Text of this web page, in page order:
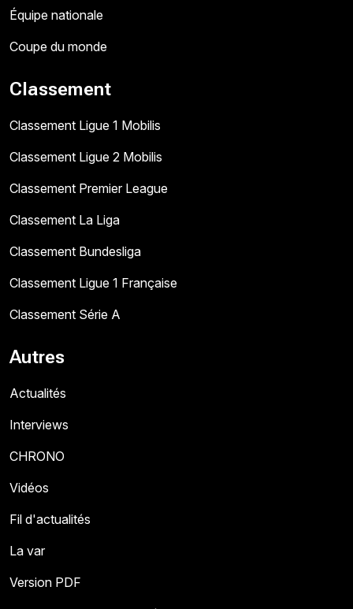
Équipe nationale
Coupe du monde
Classement
Classement Ligue 1 Mobilis
Classement Ligue 2 Mobilis
Classement Premier League
Classement La Liga
Classement Bundesliga
Classement Ligue 1 Française
Classement Série A
Autres
Actualités
Interviews
CHRONO
Vidéos
Fil d'actualités
La var
Version PDF